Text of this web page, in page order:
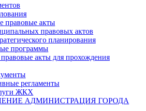
правовые акты
правовых актов
планирования
программы
акты для прохождения
регламенты
ЖКХ
АДМИНИСТРАЦИЯ ГОРОДА